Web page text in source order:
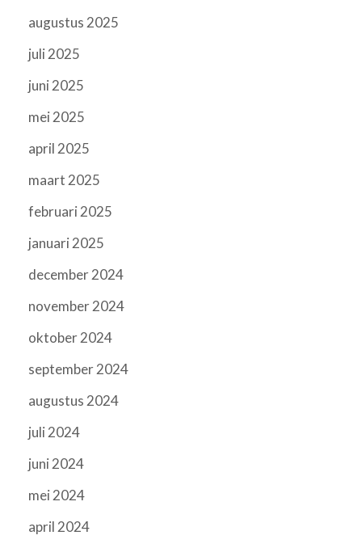
augustus 2025
juli 2025
juni 2025
mei 2025
april 2025
maart 2025
februari 2025
januari 2025
december 2024
november 2024
oktober 2024
september 2024
augustus 2024
juli 2024
juni 2024
mei 2024
april 2024